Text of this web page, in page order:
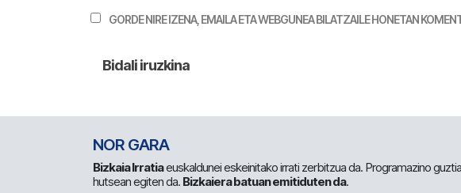
GORDE NIRE IZENA, EMAILA ETA WEBGUNEA BILATZAILE HONETAN
NOR GARA
Bizkaia Irratiaeuskaldunei eskeinitako irrati zerbitzua da. Programazino guztia
hutsean egiten da. Bizkaiera batuan emitiduten da.